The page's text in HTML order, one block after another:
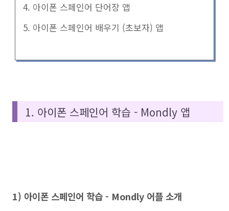
4. 아이폰 스페인어 단어장 앱
5. 아이폰 스페인어 배우기 (초보자) 앱
1. 아이폰 스페인어 학습 - Mondly 앱
1) 아이폰 스페인어 학습 - Mondly 어플 소개